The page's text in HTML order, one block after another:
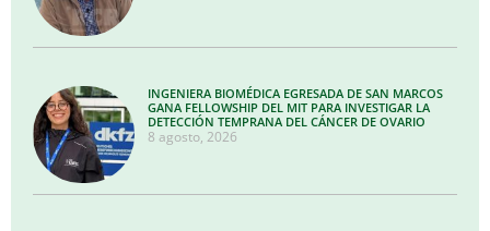
INGENIERA BIOMÉDICA EGRESADA DE SAN MARCOS
GANA FELLOWSHIP DEL MIT PARA INVESTIGAR LA
DETECCIÓN TEMPRANA DEL CÁNCER DE OVARIO
8 agosto, 2026